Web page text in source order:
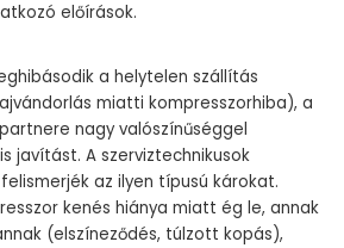
előírások.
a helytelen szállítás
miatti kompresszorhiba), a
nagy valószínűséggel
javítást. A szerviztechnikusok
az ilyen típusú károkat.
kenés hiánya miatt ég le, annak
(elszíneződés, túlzott kopás),